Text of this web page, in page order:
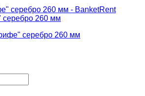
серебро 260 мм
серебро 260 мм